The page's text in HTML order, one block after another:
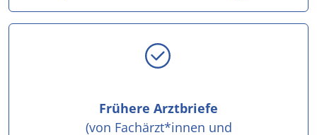
Frühere Arztbriefe
(von Fachärzt*innen und